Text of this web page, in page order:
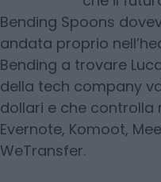
Bending Spoons
andata proprio
Bending a trovare
della tech company
dollari e che controlla
Evernote, Komoot,
WeTransfer.